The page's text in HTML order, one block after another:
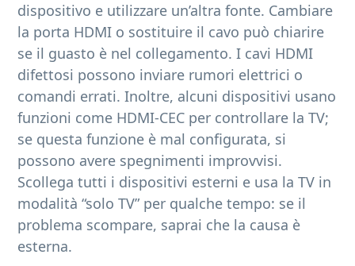
dispositivo e utilizzare un’altra fonte. Cambiare
la porta HDMI o sostituire il cavo può chiarire
se il guasto è nel collegamento. I cavi HDMI
difettosi possono inviare rumori elettrici o
comandi errati. Inoltre, alcuni dispositivi usano
funzioni come HDMI-CEC per controllare la TV;
se questa funzione è mal configurata, si
possono avere spegnimenti improvvisi.
Scollega tutti i dispositivi esterni e usa la TV in
modalità “solo TV” per qualche tempo: se il
problema scompare, saprai che la causa è
esterna.